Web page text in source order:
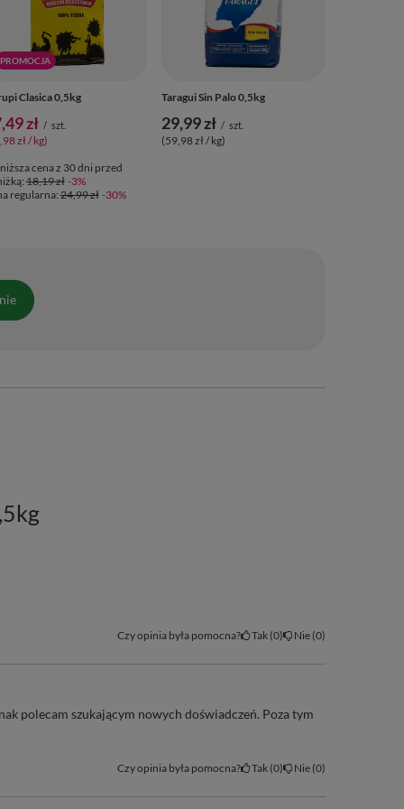
PROMOCJA
Clasica 0,5kg
zł / szt.
zł / kg)
cena z 30 dni przed
18,19 zł -3%
regularna:24,99 zł -30%
Taragui Sin Palo 0,5kg
29,99 zł / szt.
(59,98 zł / kg)
Czy opinia była pomocna? Tak 0 Nie 0
polecam szukającym nowych doświadczeń. Poza tym
Czy opinia była pomocna? Tak 0 Nie 0